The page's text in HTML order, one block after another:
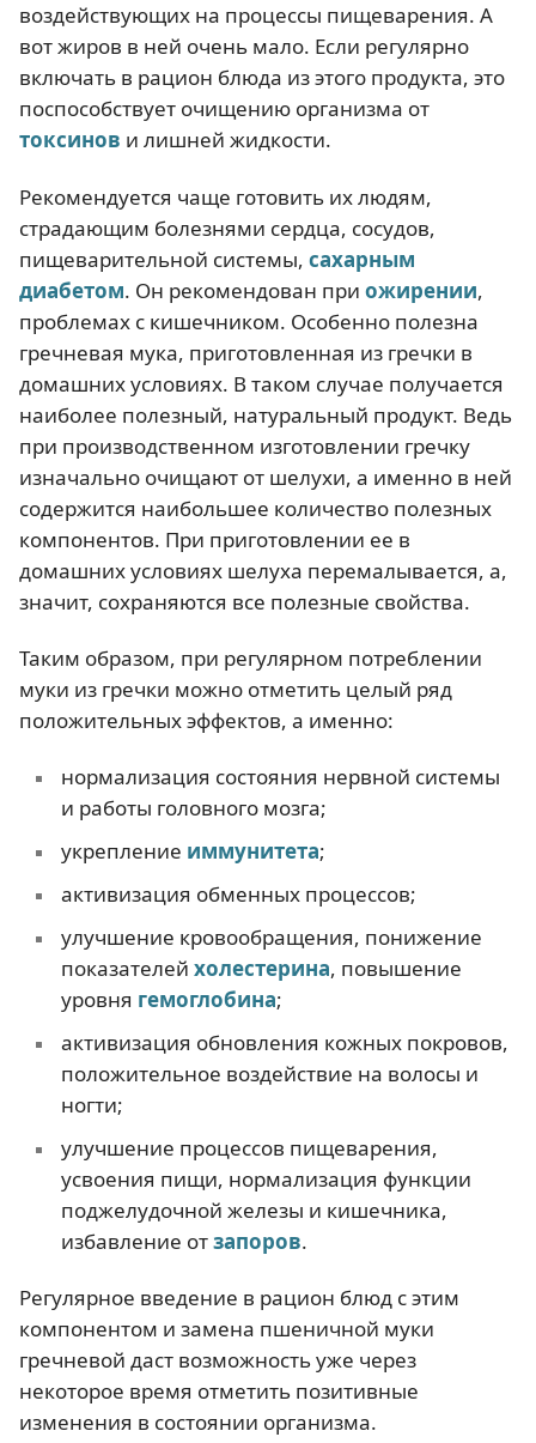
воздействующих на процессы пищеварения. А
вот жиров в ней очень мало. Если регулярно
включать в рацион блюда из этого продукта, это
поспособствует очищению организма от
токсинов и лишней жидкости.
Рекомендуется чаще готовить их людям,
страдающим болезнями сердца, сосудов,
пищеварительной системы, сахарным
диабетом. Он рекомендован при ожирении,
проблемах с кишечником. Особенно полезна
гречневая мука, приготовленная из гречки в
домашних условиях. В таком случае получается
наиболее полезный, натуральный продукт. Ведь
при производственном изготовлении гречку
изначально очищают от шелухи, а именно в ней
содержится наибольшее количество полезных
компонентов. При приготовлении ее в
домашних условиях шелуха перемалывается, а,
значит, сохраняются все полезные свойства.
Таким образом, при регулярном потреблении
муки из гречки можно отметить целый ряд
положительных эффектов, а именно:
нормализация состояния нервной системы
и работы головного мозга;
укрепление иммунитета;
активизация обменных процессов;
улучшение кровообращения, понижение
показателей холестерина, повышение
уровня гемоглобина;
активизация обновления кожных покровов,
положительное воздействие на волосы и
ногти;
улучшение процессов пищеварения,
усвоения пищи, нормализация функции
поджелудочной железы и кишечника,
избавление отзапоров.
Регулярное введение в рацион блюд с этим
компонентом и замена пшеничной муки
гречневой даст возможность уже через
некоторое время отметить позитивные
изменения в состоянии организма.